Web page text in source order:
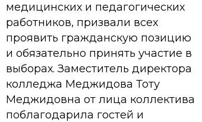
медицинских и педагогических
работников, призвали всех
проявить гражданскую позицию
и обязательно принять участие в
выборах. Заместитель директора
колледжа Меджидова Тоту
Меджидовна от лица коллектива
поблагодарила гостей и